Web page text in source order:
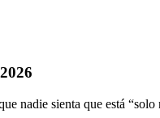
nadie sienta que está